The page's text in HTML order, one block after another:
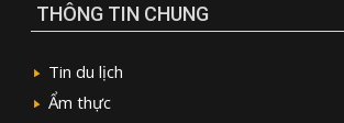
THÔNG TIN CHUNG
Tin du lịch
Ẩm thực